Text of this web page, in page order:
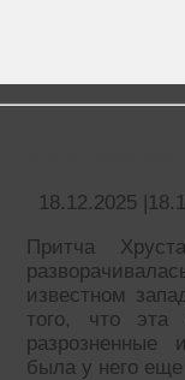
18.12.2025 |
Притча
известном
того, что эта
разрозненные
была у него